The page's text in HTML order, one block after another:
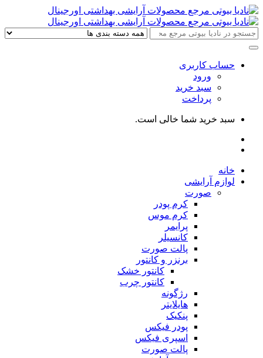
حساب کاربری
ورود
سبد خرید
پرداخت
سبد خرید شما خالی است.
خانه
لوازم آرایشی
صورت
کرم پودر
کرم موس
پرایمر
کانسیلر
پالت صورت
برنزر و کانتور
کانتور خشک
کانتور چرب
رژگونه
هایلایتر
پنکیک
پودر فیکس
اسپری فیکس
پالت صورت